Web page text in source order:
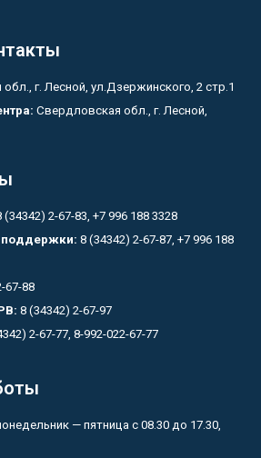
г. Лесной, ул.Дзержинского, 2 стр.1
Свердловская обл., г. Лесной,
(34342) 2-67-83, +7 996 188 3328
поддержки: 8 (34342) 2-67-87, +7 996 188
67-88
8 (34342) 2-67-97
2-67-77, 8-992-022-67-77
— пятница с 08.30 до 17.30,